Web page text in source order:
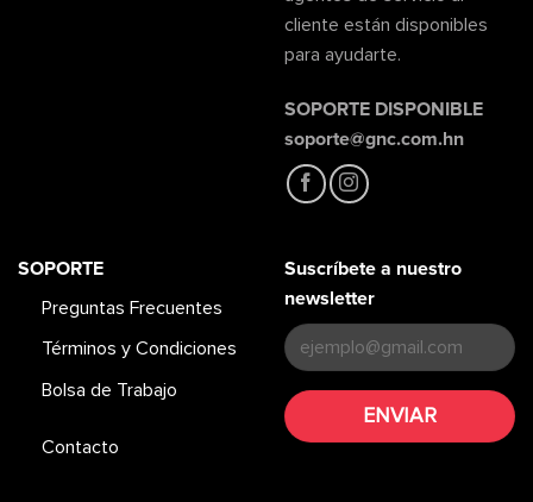
cliente están disponibles
para ayudarte.
SOPORTE DISPONIBLE
soporte@gnc.com.hn
SOPORTE
Preguntas Frecuentes
Términos y Condiciones
Bolsa de Trabajo
Contacto
Suscríbete a nuestro
newsletter